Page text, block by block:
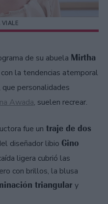
VIALE
de su abuela Mirtha
la tendencias atemporal
, que personalidades
Awada, suelen recrear.
fue un traje de dos
diseñador libio Gino
ligera cubrió las
con brillos, la blusa
triangular y